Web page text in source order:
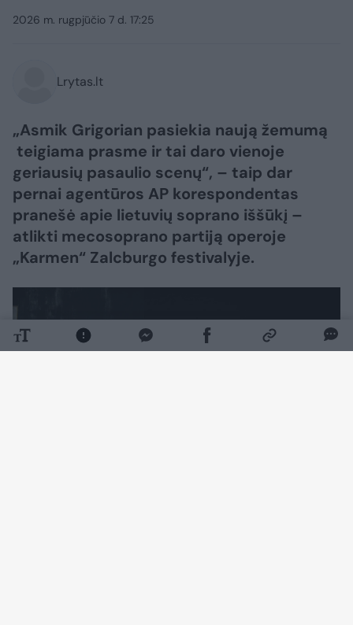
2026 m. rugpjūčio 7 d. 17:25
Lrytas.lt
„Asmik Grigorian pasiekia naują žemumą
teigiama prasme ir tai daro vienoje
geriausių pasaulio scenų“, – taip dar
pernai agentūros AP korespondentas
pranešė apie lietuvių soprano iššūkį –
atlikti mecosoprano partiją operoje
„Karmen“ Zalcburgo festivalyje.